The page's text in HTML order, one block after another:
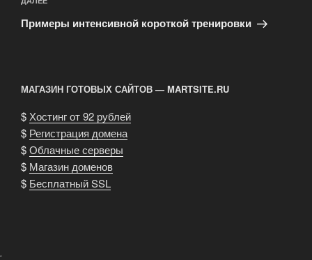
запись
Примеры интенсивной короткой тренировки
МАГАЗИН ГОТОВЫХ САЙТОВ — MARTSITE.RU
$ Хостинг от 92 рублей
$ Регистрация домена
$Облачные серверы
$ Магазин доменов
$ Бесплатный SSL
.